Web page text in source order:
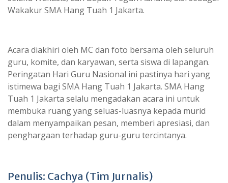
Wakakur SMA Hang Tuah 1 Jakarta.
Acara diakhiri oleh MC dan foto bersama oleh seluruh
guru, komite, dan karyawan, serta siswa di lapangan.
Peringatan Hari Guru Nasional ini pastinya hari yang
istimewa bagi SMA Hang Tuah 1 Jakarta. SMA Hang
Tuah 1 Jakarta selalu mengadakan acara ini untuk
membuka ruang yang seluas-luasnya kepada murid
dalam menyampaikan pesan, memberi apresiasi, dan
penghargaan terhadap guru-guru tercintanya.
Penulis: Cachya (Tim Jurnalis)